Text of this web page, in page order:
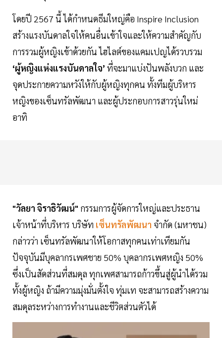
โดยปี 2567 นี้ ได้กำหนดธีมใหญ่คือ Inspire Inclusion
สร้างแรงบันดาลใจให้คนอื่นเข้าใจและให้ความสำคัญกับ
การรวมผู้หญิงเข้าด้วยกัน ไฮไลต์ของแคมเปญได้รวบรวม
‘ผู้หญิงแห่งแรงบันดาลใจ’ ที่จะมาแบ่งปันพลังบวก และ
จุดประกายความหวังให้กับผู้หญิงทุกคน ทั้งทีมผู้บริหาร
หญิงของเซ็นทรัลพัฒนา และผู้ประกอบการสาวรุ่นใหม่
อาทิ
"วัลยา จิราธิวัฒน์" กรรมการผู้จัดการใหญ่และประธาน
เจ้าหน้าที่บริหาร บริษัท เซ็นทรัลพัฒนา จำกัด (มหาชน)
กล่าวว่า เซ็นทรัลพัฒนาให้โอกาสทุกคนเท่าเทียมกัน
ปัจจุบันมีบุคลากรเพศชาย 50% บุคลากรเพศหญิง 50%
ซึ่งเป็นสัดส่วนที่สมดุล ทุกเพศสามารถก้าวขึ้นสู่ผู้นำได้รวม
ทั้งผู้หญิง ถ้ามีความมุ่งมั่นตั้งใจ ทุ่มเท จะสามารถสร้างความ
สมดุลระหว่างการทำงานและชีวิตส่วนตัวได้